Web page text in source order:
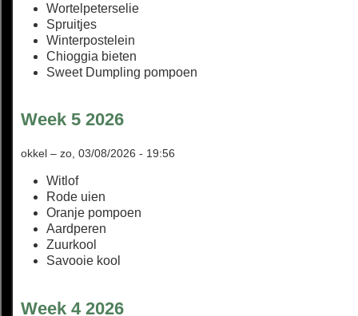
Wortelpeterselie
Spruitjes
Winterpostelein
Chioggia bieten
Sweet Dumpling pompoen
Week 5 2026
okkel – zo, 03/08/2026 - 19:56
Witlof
Rode uien
Oranje pompoen
Aardperen
Zuurkool
Savooie kool
Week 4 2026